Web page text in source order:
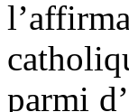
parmi